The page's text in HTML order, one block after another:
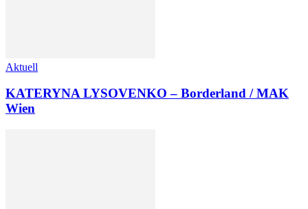
Aktuell
KATERYNA LYSOVENKO – Borderland / MAK
Wien